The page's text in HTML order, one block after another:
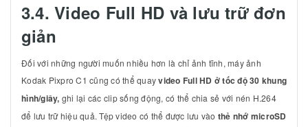
3.4. Video Full HD và lưu trữ đơn
giản
Đối với những người muốn nhiều hơn là chỉ ảnh tĩnh, máy ảnh
Kodak Pixpro C1 cũng có thể quayvideo Full HD ở tốc độ 30 khung
hình/giây, ghi lại các clip sống động, có thể chia sẻ với nén H.264
để lưu trữ hiệu quả. Tệp video có thể được lưu vào thẻ nhớ microSD